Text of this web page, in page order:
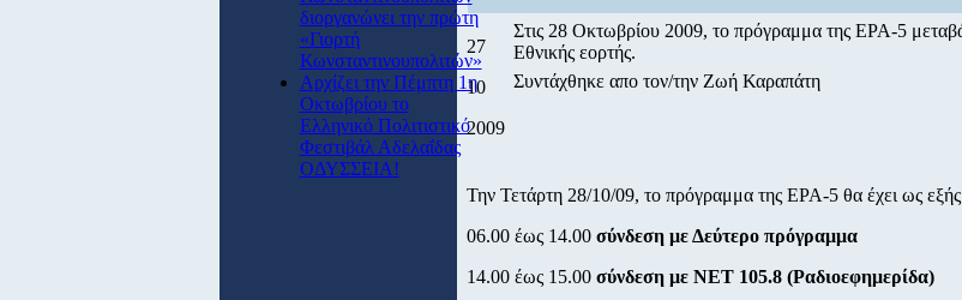
διοργανώνει την πρώτη
«Γιορτή
Κωνσταντινουπολιτών»
Αρχίζει την Πέμπτη 1η
Οκτωβρίου το
Ελληνικό Πολιτιστικό
Φεστιβάλ Αδελαΐδας
ΟΔΥΣΣΕΙΑ!
27
10
2009
Στις 28 Οκτωβρίου 2009, το πρόγραμμα της ΕΡΑ-5
Εθνικής εορτής.
Συντάχθηκε απο τον/την Ζωή Καραπάτη
Την Τετάρτη 28/10/09, το πρόγραμμα της ΕΡΑ-5 θα έχει ως
06.00 έως 14.00 σύνδεση με Δεύτερο πρόγραμμα
14.00 έως 15.00 σύνδεση με ΝΕΤ 105.8 (Ραδιοεφημερίδα)